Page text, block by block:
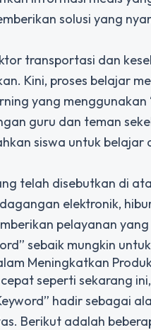
solusi yang
transportasi dan
Kini, proses belajar
yang menggunakan
guru dan teman
siswa untuk
telah disebutkan di
elektronik,
pelayanan
sebaik mungkin
Meningkatkan
seperti sekarang
hadir sebagai
Berikut adalah